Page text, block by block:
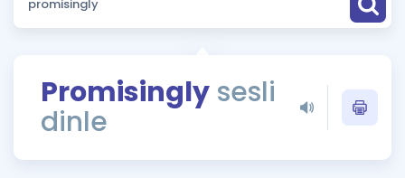
Puan Hesaplama
ÖSYM Sınav Takvimi
Kampanyalar
Promisingly sesli
dinle